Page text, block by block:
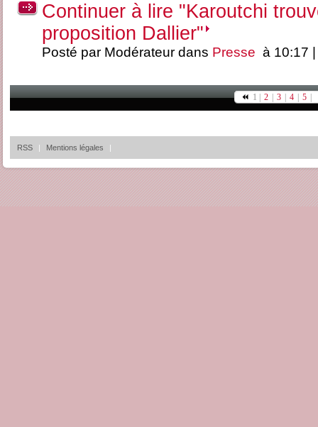
Continuer à lire "Karoutchi
proposition Dallier"
Posté par Modérateur dans Presse à 10:17
1 | 2 3 4 5
RSS | Mentions légales |